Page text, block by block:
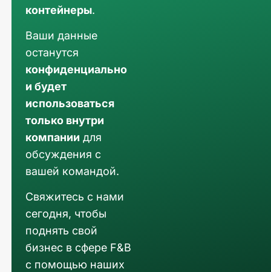
контейнеры.
Ваши данные
останутся
конфиденциально
и будет
использоваться
только внутри
компании для
обсуждения с
вашей командой.
Свяжитесь с нами
сегодня, чтобы
поднять свой
бизнес в сфере F&B
с помощью наших